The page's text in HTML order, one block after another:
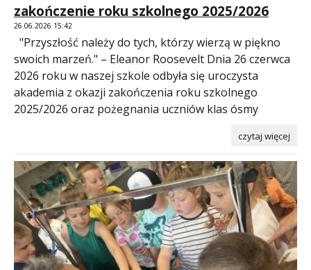
zakończenie roku szkolnego 2025/2026
26.06.2026 15:42
"Przyszłość należy do tych, którzy wierzą w piękno
swoich marzeń." – Eleanor Roosevelt Dnia 26 czerwca
2026 roku w naszej szkole odbyła się uroczysta
akademia z okazji zakończenia roku szkolnego
2025/2026 oraz pożegnania uczniów klas ósmy
czytaj więcej